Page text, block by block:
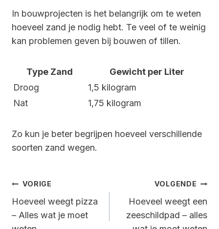
In bouwprojecten is het belangrijk om te weten
hoeveel zand je nodig hebt. Te veel of te weinig
kan problemen geven bij bouwen of tillen.
Type Zand
Gewicht per Liter
Droog
1,5 kilogram
Nat
1,75 kilogram
Zo kun je beter begrijpen hoeveel verschillende
soorten zand wegen.
Bericht
Navigatie
VORIGE
Hoeveel weegt pizza
– Alles wat je moet
VOLGENDE
Hoeveel weegt een
zeeschildpad – alles